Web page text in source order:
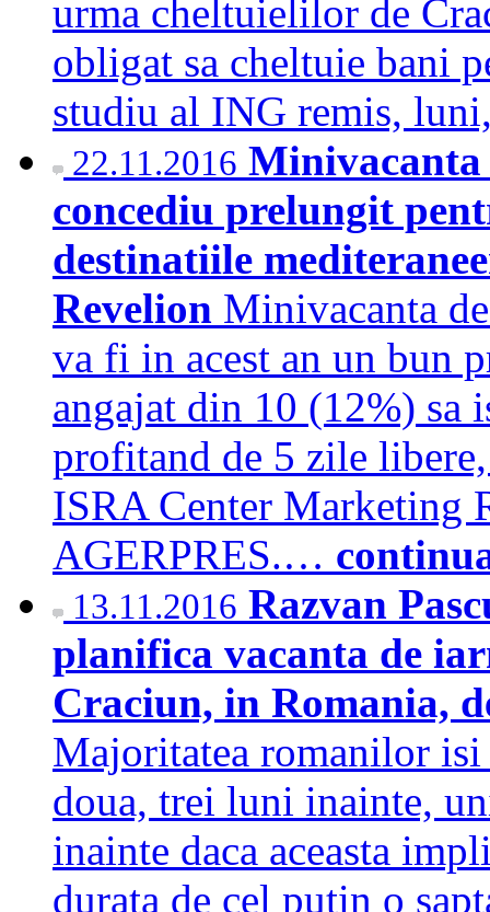
urma cheltuielilor de
obligat sa cheltuie bani
studiu al ING remis,
22.11.2016 Minivacanta
concediu prelungit
destinatiile
Revelion Minivacanta
va fi in acest an un bun
angajat din 10 (12%) sa
profitand de 5 zile
ISRA Center Marketing
AGERPRES.…
13.11.2016 Razvan
planifica vacanta de
Craciun, in Romania,
Majoritatea romanilor
doua, trei luni inainte,
inainte daca aceasta
durata de cel putin o